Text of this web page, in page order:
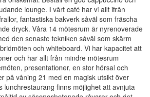
lounge. I vårt café har vi allt ifrån
fantastiska bakverk såväl som fräscha
dryck. Våra 14 mötesrum är nyrenoverade
den senaste tekniken såväl som skärm
och whiteboard. Vi har kapacitet att
och har allt från mindre mötesrum
presentationer, en stor hörsal och
på våning 21 med en magisk utsikt över
lunchrestaurang finns möjlighet att avnjuta